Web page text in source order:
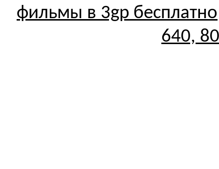
фильмы в 3gp бесплатно
640,